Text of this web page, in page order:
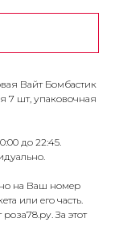
Вайт Бомбастик
7 шт, упаковочная
до 22:45.
на Ваш номер
или его часть.
За этот